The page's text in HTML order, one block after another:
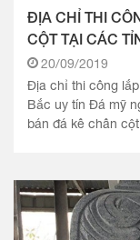
ĐỊA CHỈ THI
CỘT TẠI CÁC
20/09/2019
Địa chỉ thi công
Bắc uy tín Đá mỹ
bán đá kê chân